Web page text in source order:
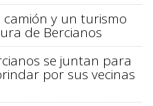
y un turismo
de Bercianos
se juntan para
por sus vecinas